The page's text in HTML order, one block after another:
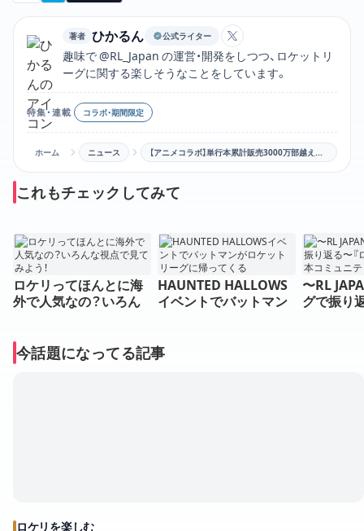
著者 ひかるん 公式ライター
ひかるんのXアカウン
趣味で @RL_Japan の運営・開発をしつつ、ロケットリ
ーグに関する楽しそうなことをしています。
特集・連載 コラボ・期間限定
ホーム ニュース
これもチェックしてみて
ロケリってほんとに海
外で人気なの？いろん
HAUNTED HALLOWS
イベントでバットマン
〜RL
グで振り
今話題になってる記事
ロケリを楽しむ